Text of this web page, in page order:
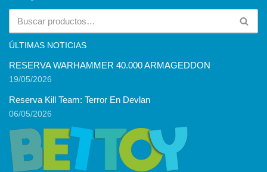
ÚLTIMAS NOTICIAS
RESERVA WARHAMMER 40.000 ARMAGEDDON
19/05/2026
Reserva Kill Team: Terror En Devlan
06/05/2026